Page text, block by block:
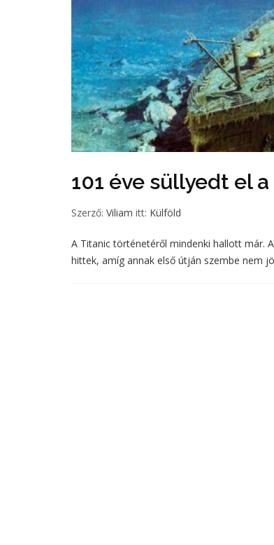
101 éve süllyedt el
Szerző: Viliam itt: Külföld
A Titanic történetéről mindenki hallott már.
hittek, amíg annak első útján szembe nem